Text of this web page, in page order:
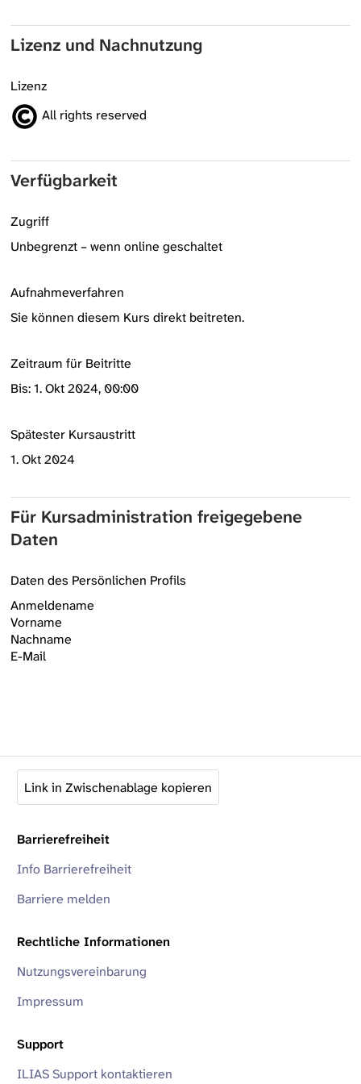
Lizenz und Nachnutzung
Lizenz
All rights reserved
Verfügbarkeit
Zugriff
Unbegrenzt – wenn online geschaltet
Aufnahmeverfahren
Sie können diesem Kurs direkt beitreten.
Zeitraum für Beitritte
Bis: 1. Okt 2024, 00:00
Spätester Kursaustritt
1. Okt 2024
Für Kursadministration freigegebene
Daten
Daten des Persönlichen Profils
Anmeldename
Vorname
Nachname
E-Mail
Link in Zwischenablage kopieren
Barrierefreiheit
Info Barrierefreiheit
Barriere melden
Rechtliche Informationen
Nutzungsvereinbarung
Impressum
Support
ILIAS Support kontaktieren